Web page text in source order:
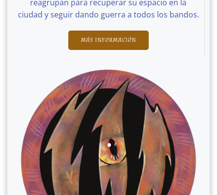
reagrupan para recuperar su espacio en la
ciudad y seguir dando guerra a todos los bandos.
MÁS INFORMACIÓN